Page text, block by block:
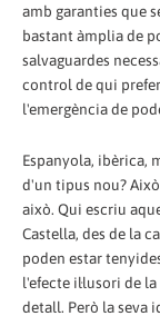
amb garanties que
bastant àmplia de
salvaguardes
control de qui
l'emergència de
Espanyola, ibèrica,
d'un tipus nou?
això. Qui escriu
Castella, des de la
poden estar
l'efecte il·lusori de
detall. Però la seva